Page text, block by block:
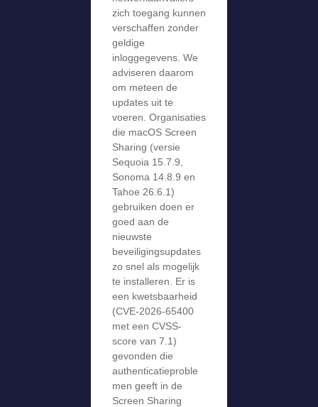
zich toegang kunnen
verschaffen zonder
geldige
inloggegevens. We
adviseren daarom
om meteen de
updates uit te
voeren. Organisaties
die macOS Screen
Sharing (versie
Sequoia 15.7.9,
Sonoma 14.8.9 en
Tahoe 26.6.1)
gebruiken doen er
goed aan de
nieuwste
beveiligingsupdates
zo snel als mogelijk
te installeren. Er is
een kwetsbaarheid
(CVE-2026-65400
met een CVSS-
score van 7.1)
gevonden die
authenticatieproble
men geeft in de
Screen Sharing